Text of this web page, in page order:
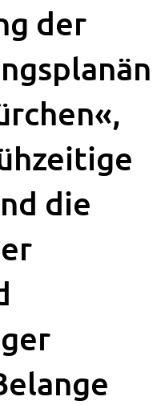
der
die